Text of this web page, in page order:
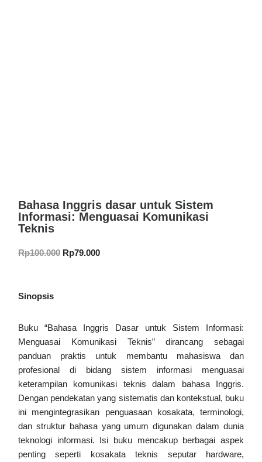
Bahasa Inggris dasar untuk Sistem
Informasi: Menguasai Komunikasi
Teknis
Rp100.000 Rp79.000
Sinopsis
Buku “Bahasa Inggris Dasar untuk Sistem Informasi:
Menguasai Komunikasi Teknis” dirancang sebagai
panduan praktis untuk membantu mahasiswa dan
profesional di bidang sistem informasi menguasai
keterampilan komunikasi teknis dalam bahasa Inggris.
Dengan pendekatan yang sistematis dan kontekstual, buku
ini mengintegrasikan penguasaan kosakata, terminologi,
dan struktur bahasa yang umum digunakan dalam dunia
teknologi informasi. Isi buku mencakup berbagai aspek
penting seperti kosakata teknis seputar hardware,